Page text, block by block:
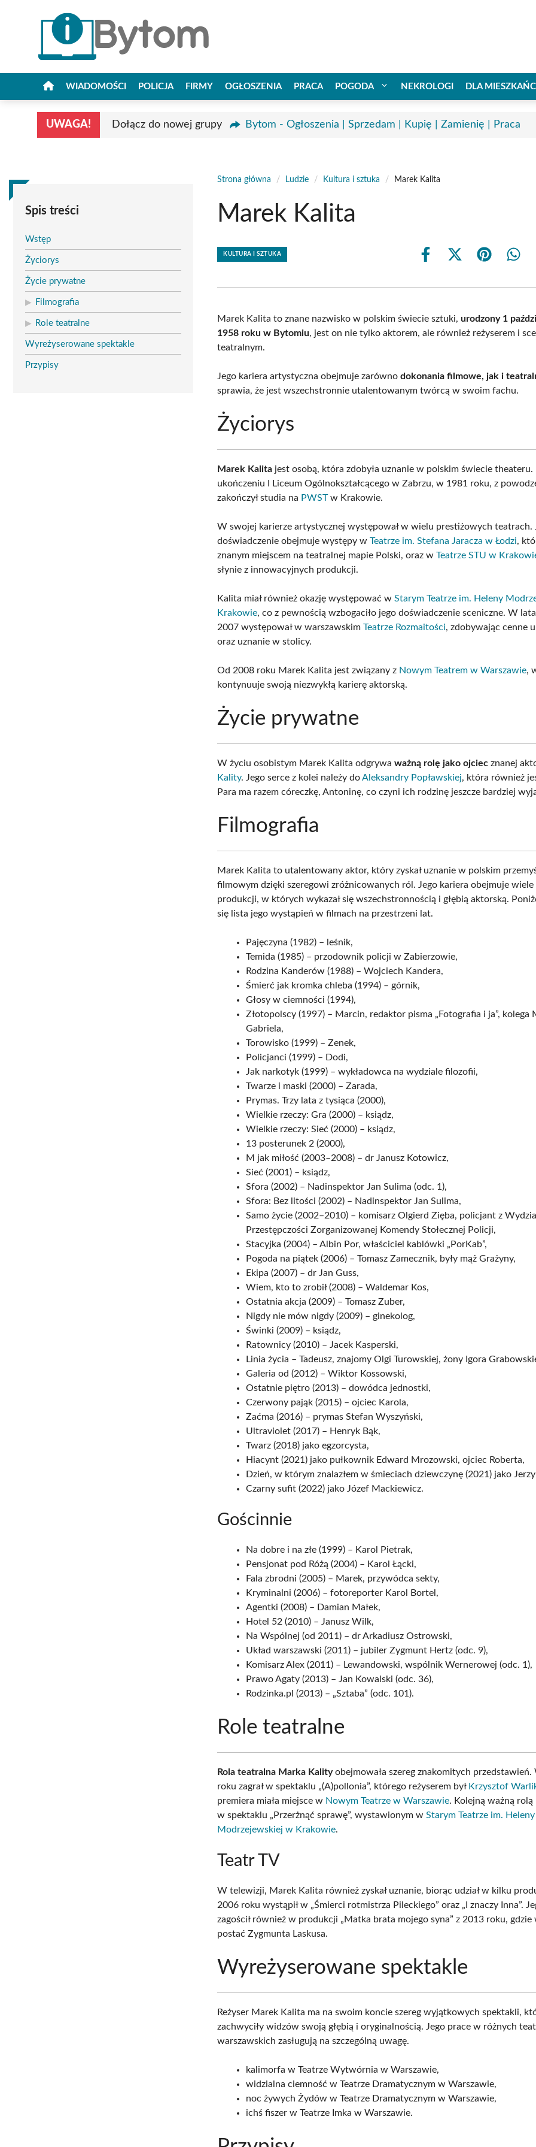
WIADOMOŚCI POLICJA FIRMY OGŁOSZENIA PRACA POGODA NEKROLOGI DLA
UWAGA! Dołącz do nowej grupy Bytom - Ogłoszenia | Sprzedam | Kupię | Zamienię | Praca
Spis treści
Wstęp
Życiorys
Życie prywatne
Filmografia
Role teatralne
Wyreżyserowane spektakle
Przypisy
Strona główna / Ludzie / Kultura i sztuka / Marek Kalita
Marek Kalita
KULTURA I SZTUKA
Share
Share
(Twitter)
Share Share
Marek Kalita to znane nazwisko w polskim świecie sztuki,urodzony 1
1958 roku w Bytomiu, jest on nie tylko aktorem, ale również reżyserem i
teatralnym.
Jego kariera artystyczna obejmuje zarównodokonania filmowe, jak i
sprawia, że jest wszechstronnie utalentowanym twórcą w swoim fachu.
Życiorys
Marek Kalita jest osobą, która zdobyła uznanie w polskim świecie theateru.
ukończeniu I Liceum Ogólnokształcącego w Zabrzu, w 1981 roku, z
zakończył studia na PWSTw Krakowie.
W swojej karierze artystycznej występował w wielu prestiżowych teatrach.
doświadczenie obejmuje występy wTeatrze im. Stefana Jaracza w Łodzi,
znanym miejscem na teatralnej mapie Polski, oraz wTeatrze STU w
słynie z innowacyjnych produkcji.
Kalita miał również okazję występować wStarym Teatrze im. Heleny
Krakowie, co z pewnością wzbogaciło jego doświadczenie sceniczne. W
2007 występował w warszawskimTeatrze Rozmaitości, zdobywając cenne
oraz uznanie w stolicy.
Od 2008 roku Marek Kalita jest związany z Nowym Teatrem w Warszawie,
kontynuuje swoją niezwykłą karierę aktorską.
Życie prywatne
W życiu osobistym Marek Kalita odgrywaważną rolę jako ojciec znanej
Kality. Jego serce z kolei należy doAleksandry Popławskiej, która również
Para ma razem córeczkę, Antoninę, co czyni ich rodzinę jeszcze bardziej
Filmografia
Marek Kalita to utalentowany aktor, który zyskał uznanie w polskim
filmowym dzięki szeregowi zróżnicowanych ról. Jego kariera obejmuje wiele
produkcji, w których wykazał się wszechstronnością i głębią aktorską.
się lista jego wystąpień w filmach na przestrzeni lat.
Pajęczyna (1982) – leśnik,
Temida (1985) – przodownik policji w Zabierzowie,
Rodzina Kanderów (1988) – Wojciech Kandera,
Śmierć jak kromka chleba (1994) – górnik,
Głosy w ciemności (1994),
Złotopolscy (1997) – Marcin, redaktor pisma „Fotografia i ja”, kolega
Gabriela,
Torowisko (1999) – Zenek,
Policjanci (1999) – Dodi,
Jak narkotyk (1999) – wykładowca na wydziale filozofii,
Twarze i maski (2000) – Zarada,
Prymas. Trzy lata z tysiąca (2000),
Wielkie rzeczy: Gra (2000) – ksiądz,
Wielkie rzeczy: Sieć (2000) – ksiądz,
13 posterunek 2 (2000),
M jak miłość (2003–2008) – dr Janusz Kotowicz,
Sieć (2001) – ksiądz,
Sfora (2002) – Nadinspektor Jan Sulima (odc. 1),
Sfora: Bez litości (2002) – Nadinspektor Jan Sulima,
Samo życie (2002–2010) – komisarz Olgierd Zięba, policjant z
Przestępczości Zorganizowanej Komendy Stołecznej Policji,
Stacyjka (2004) – Albin Por, właściciel kablówki „PorKab”,
Pogoda na piątek (2006) – Tomasz Zamecznik, były mąż Grażyny,
Ekipa (2007) – dr Jan Guss,
Wiem, kto to zrobił (2008) – Waldemar Kos,
Ostatnia akcja (2009) – Tomasz Zuber,
Nigdy nie mów nigdy (2009) – ginekolog,
Świnki (2009) – ksiądz,
Ratownicy (2010) – Jacek Kasperski,
Linia życia – Tadeusz, znajomy Olgi Turowskiej, żony Igora
Galeria od (2012) – Wiktor Kossowski,
Ostatnie piętro (2013) – dowódca jednostki,
Czerwony pająk (2015) – ojciec Karola,
Zaćma (2016) – prymas Stefan Wyszyński,
Ultraviolet (2017) – Henryk Bąk,
Twarz (2018) jako egzorcysta,
Hiacynt (2021) jako pułkownik Edward Mrozowski, ojciec Roberta,
Dzień, w którym znalazłem w śmieciach dziewczynę (2021) jako
Czarny sufit (2022) jako Józef Mackiewicz.
Gościnnie
Na dobre i na złe (1999) – Karol Pietrak,
Pensjonat pod Różą (2004) – Karol Łącki,
Fala zbrodni (2005) – Marek, przywódca sekty,
Kryminalni (2006) – fotoreporter Karol Bortel,
Agentki (2008) – Damian Małek,
Hotel 52 (2010) – Janusz Wilk,
Na Wspólnej (od 2011) – dr Arkadiusz Ostrowski,
Układ warszawski (2011) – jubiler Zygmunt Hertz (odc. 9),
Komisarz Alex (2011) – Lewandowski, wspólnik Wernerowej (odc. 1),
Prawo Agaty (2013) – Jan Kowalski (odc. 36),
Rodzinka.pl (2013) – „Sztaba” (odc. 101).
Role teatralne
Rola teatralna Marka Kalityobejmowała szereg znakomitych przedstawień.
roku zagrał w spektaklu „(A)pollonia”, którego reżyserem był Krzysztof
premiera miała miejsce w Nowym Teatrze w Warszawie. Kolejną ważną rolą
w spektaklu „Przerżnąć sprawę”, wystawionym wStarym Teatrze im. Heleny
Modrzejewskiej w Krakowie.
Teatr TV
W telewizji, Marek Kalita również zyskał uznanie, biorąc udział w kilku
2006 roku wystąpił w „Śmierci rotmistrza Pileckiego” oraz „I znaczy Inna”.
zagościł również w produkcji „Matka brata mojego syna” z 2013 roku, gdzie
postać Zygmunta Laskusa.
Wyreżyserowane spektakle
Reżyser Marek Kalita ma na swoim koncie szereg wyjątkowych spektakli,
zachwyciły widzów swoją głębią i oryginalnością. Jego prace w różnych
warszawskich zasługują na szczególną uwagę.
kalimorfa w Teatrze Wytwórnia w Warszawie,
widzialna ciemność w Teatrze Dramatycznym w Warszawie,
noc żywych Żydów w Teatrze Dramatycznym w Warszawie,
ichś fiszer w Teatrze Imka w Warszawie.